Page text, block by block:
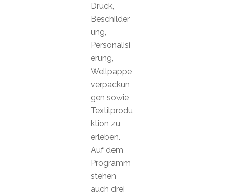
Druck,
Beschilder
ung,
Personalisi
erung,
Wellpappe
verpackun
gen sowie
Textilprodu
ktion zu
erleben.
Auf dem
Programm
stehen
auch drei